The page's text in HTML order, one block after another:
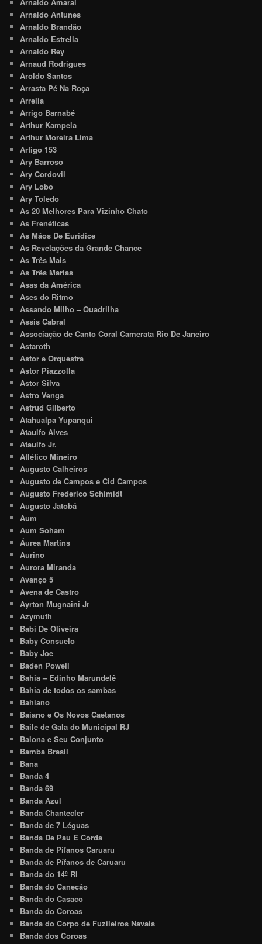
Arnaldo Antunes
Arnaldo Brandão
Arnaldo Estrella
Arnaldo Rey
Arnaud Rodrigues
Aroldo Santos
Arrasta Pé Na Roça
Arrelia
Arrigo Barnabé
Arthur Kampela
Arthur Moreira Lima
Artigo 153
Ary Barroso
Ary Cordovil
Ary Lobo
Ary Toledo
As 20 Melhores Para Vizinho Chato
As Frenéticas
As Mãos De Euridice
As Revelações da Grande Chance
As Três Mais
As Três Marias
Asas da América
Ases do Ritmo
Assando Milho – Quadrilha
Assis Cabral
Associação de Canto Coral Camerata Rio De Janeiro
Astaroth
Astor e Orquestra
Astor Piazzolla
Astor Silva
Astro Venga
Astrud Gilberto
Atahualpa Yupanqui
Ataulfo Alves
Ataulfo Jr.
Atlético Mineiro
Augusto Calheiros
Augusto de Campos e Cid Campos
Augusto Frederico Schimidt
Augusto Jatobá
Aum
Aum Soham
Áurea Martins
Aurino
Aurora Miranda
Avanço 5
Avena de Castro
Ayrton Mugnaini Jr
Azymuth
Babi De Oliveira
Baby Consuelo
Baby Joe
Baden Powell
Bahia – Edinho Marundelê
Bahia de todos os sambas
Bahiano
Baiano e Os Novos Caetanos
Baile de Gala do Municipal RJ
Balona e Seu Conjunto
Bamba Brasil
Bana
Banda 4
Banda 69
Banda Azul
Banda Chantecler
Banda de 7 Léguas
Banda De Pau E Corda
Banda de Pífanos Caruaru
Banda de Pífanos de Caruaru
Banda do 14º RI
Banda do Canecão
Banda do Casaco
Banda do Coroas
Banda do Corpo de Fuzileiros Navais
Banda dos Coroas